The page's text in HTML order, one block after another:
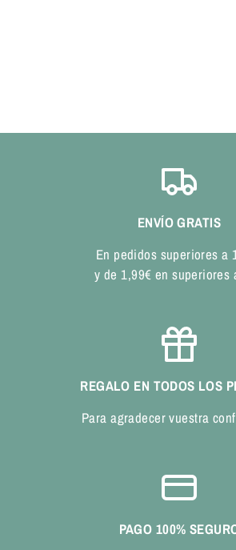
ENVÍO GRATIS
En pedidos superiores a
y de 1,99€ en superiores
REGALO EN TODOS LOS
Para agradecer vuestra
PAGO 100%